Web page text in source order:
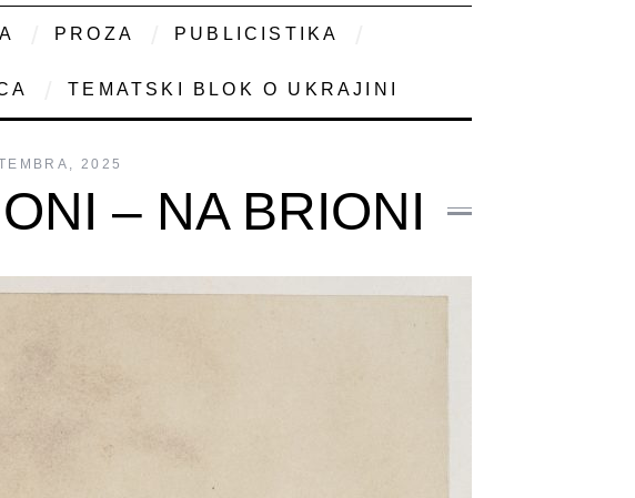
PROZA PUBLICISTIKA
TEMATSKI BLOK O UKRAJINI
2025
– NA BRIONI